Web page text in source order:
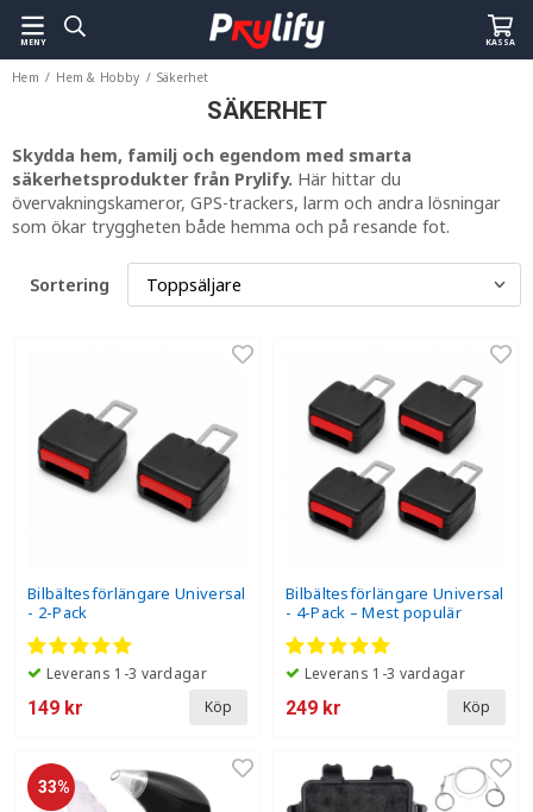
MENY KASSA
Hem / Hem & Hobby / Säkerhet
SÄKERHET
Skydda hem, familj och egendom med smarta
säkerhetsprodukter från Prylify. Här hittar du
övervakningskameror, GPS-trackers, larm och andra lösningar
som ökar tryggheten både hemma och på resande fot.
Sortering
Bilbältesförlängare Universal
- 2-Pack
Leverans 1-3 vardagar
149 kr Köp
Bilbältesförlängare Universal
- 4-Pack – Mest populär
Leverans 1-3 vardagar
249 kr Köp
33%